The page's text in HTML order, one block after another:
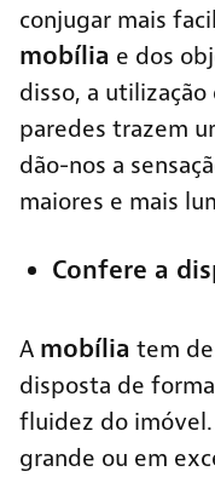
conjugar mais
mobília e dos
disso, a utilização
paredes trazem
dão-nos a
maiores e mais
Confere a
A mobília tem
disposta de
fluidez do
grande ou em